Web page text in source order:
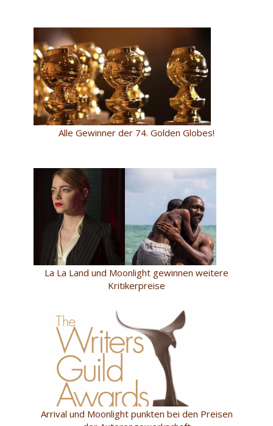
Alle Gewinner der 74. Golden Globes!
La La Land und Moonlight gewinnen weitere
Kritikerpreise
Arrival und Moonlight punkten bei den Preisen